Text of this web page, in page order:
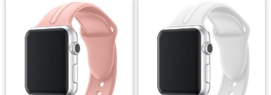
ZIRKON